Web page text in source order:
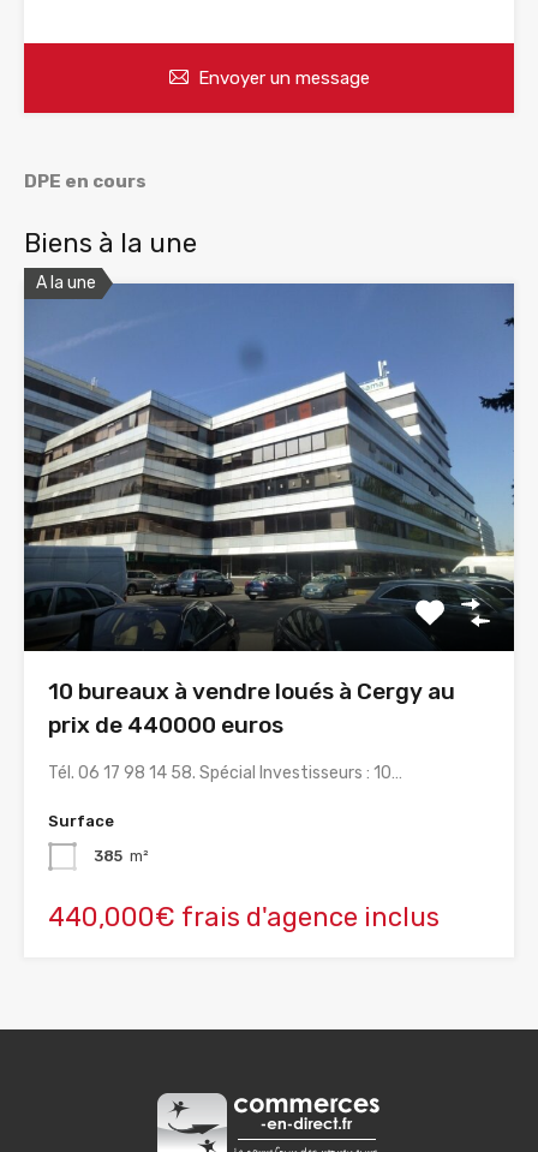
Envoyer un message
DPE en cours
Biens à la une
A la une
10 bureaux à vendre loués à Cergy au
prix de 440000 euros
Tél. 06 17 98 14 58. Spécial Investisseurs : 10…
Surface
385 m²
440,000€ frais d'agence inclus